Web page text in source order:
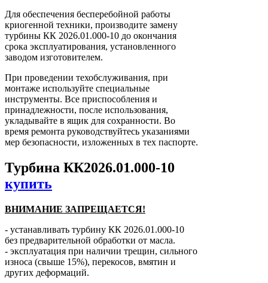
Для обеспечения бесперебойной работы
криогенной техники, производите замену
турбины КК 2026.01.000-10 до окончания
срока эксплуатирования, установленного
заводом изготовителем.
При проведении техобслуживания, при
монтаже используйте специальные
инструменты. Все приспособления и
принадлежности, после использования,
укладывайте в ящик для сохранности. Во
время ремонта руководствуйтесь указаниями
мер безопасности, изложенных в тех паспорте.
Турбина КК2026.01.000-10
купить
ВНИМАНИЕ ЗАПРЕЩАЕТСЯ!
- устанавливать турбину КК 2026.01.000-10
без предварительной обработки от масла.
- эксплуатация при наличии трещин, сильного
износа (свыше 15%), перекосов, вмятин и
других деформаций.